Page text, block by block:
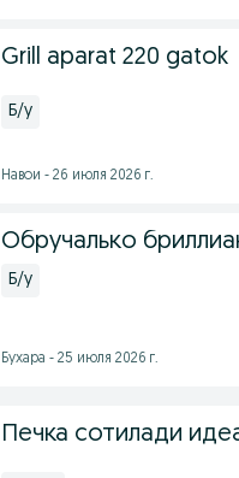
Grill aparat 220 gatok
Б/у
Навои - 26 июля 2026 г.
Обручалько
Б/у
Бухара - 25 июля 2026 г.
Печка сотилади